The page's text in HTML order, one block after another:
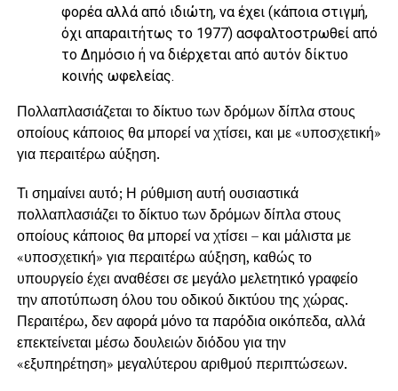
φορέα αλλά από ιδιώτη, να έχει (κάποια στιγμή,
όχι απαραιτήτως το 1977) ασφαλτοστρωθεί από
το Δημόσιο ή να διέρχεται από αυτόν δίκτυο
κοινής ωφελείας.
Πολλαπλασιάζεται το δίκτυο των δρόμων δίπλα στους
οποίους κάποιος θα μπορεί να χτίσει, και με «υποσχετική»
για περαιτέρω αύξηση.
Τι σημαίνει αυτό; Η ρύθμιση αυτή ουσιαστικά
πολλαπλασιάζει το δίκτυο των δρόμων δίπλα στους
οποίους κάποιος θα μπορεί να χτίσει – και μάλιστα με
«υποσχετική» για περαιτέρω αύξηση, καθώς το
υπουργείο έχει αναθέσει σε μεγάλο μελετητικό γραφείο
την αποτύπωση όλου του οδικού δικτύου της χώρας.
Περαιτέρω, δεν αφορά μόνο τα παρόδια οικόπεδα, αλλά
επεκτείνεται μέσω δουλειών διόδου για την
«εξυπηρέτηση» μεγαλύτερου αριθμού περιπτώσεων.